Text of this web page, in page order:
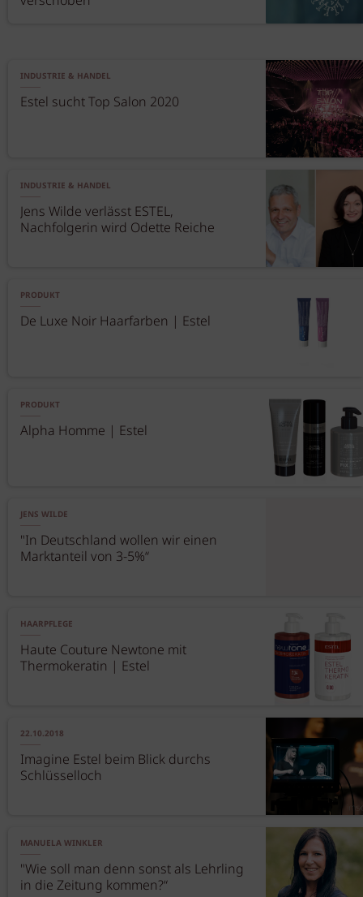
INDUSTRIE & HANDEL
Estel sucht Top Salon 2020
INDUSTRIE & HANDEL
Jens Wilde verlässt ESTEL,
Nachfolgerin wird Odette Reiche
PRODUKT
De Luxe Noir Haarfarben | Estel
PRODUKT
Alpha Homme | Estel
JENS WILDE
"In Deutschland wollen wir einen
Marktanteil von 3-5%“
HAARPFLEGE
Haute Couture Newtone mit
Thermokeratin | Estel
22.10.2018
Imagine Estel beim Blick durchs
Schlüsselloch
MANUELA WINKLER
"Wie soll man denn sonst als Lehrling
in die Zeitung kommen?“